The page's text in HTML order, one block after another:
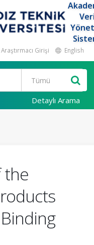
Araştırmacı Girişi English
Detaylı Arama
the